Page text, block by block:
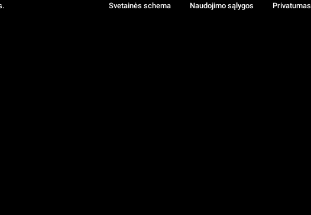
Svetainės schema Naudojimo sąlygos Privatumas